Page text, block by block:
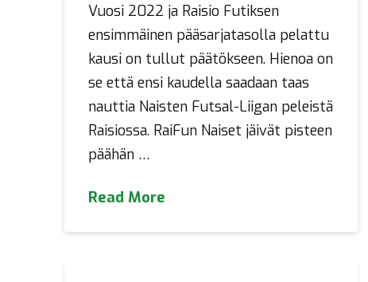
Vuosi 2022 ja Raisio Futiksen
ensimmäinen pääsarjatasolla pelattu
kausi on tullut päätökseen. Hienoa on
se että ensi kaudella saadaan taas
nauttia Naisten Futsal-Liigan peleistä
Raisiossa. RaiFun Naiset jäivät pisteen
päähän …
Read More